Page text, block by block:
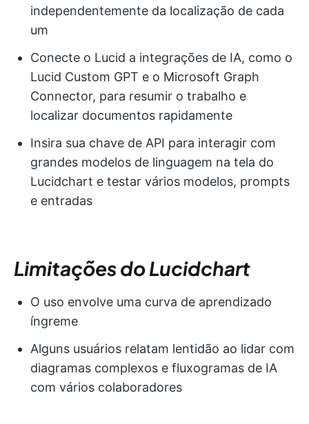
independentemente da localização de cada
um
Conecte o Lucid a integrações de IA, como o
Lucid Custom GPT e o Microsoft Graph
Connector, para resumir o trabalho e
localizar documentos rapidamente
Insira sua chave de API para interagir com
grandes modelos de linguagem na tela do
Lucidchart e testar vários modelos, prompts
e entradas
Limitações do Lucidchart
O uso envolve uma curva de aprendizado
íngreme
Alguns usuários relatam lentidão ao lidar com
diagramas complexos e fluxogramas de IA
com vários colaboradores